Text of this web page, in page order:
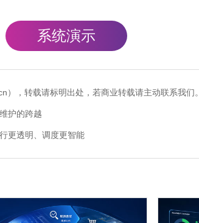
系统演示
，转载请标明出处，若商业转载请主动联系我们。
护的跨越
更透明、调度更智能